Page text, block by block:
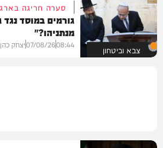
צבא וביטחון
סערה חריגה
גורמים במוסד
מנתניהו?"
08:44
07/08/26יצחק כהן